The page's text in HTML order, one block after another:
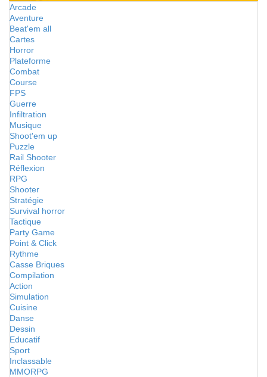
Arcade
Aventure
Beat'em all
Cartes
Horror
Plateforme
Combat
Course
FPS
Guerre
Infiltration
Musique
Shoot'em up
Puzzle
Rail Shooter
Réflexion
RPG
Shooter
Stratégie
Survival horror
Tactique
Party Game
Point & Click
Rythme
Casse Briques
Compilation
Action
Simulation
Cuisine
Danse
Dessin
Educatif
Sport
Inclassable
MMORPG